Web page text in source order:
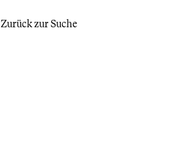
Zurück zur Suche